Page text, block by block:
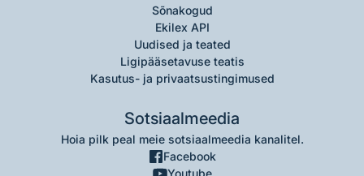
Sõnakogud
Ekilex API
Uudised ja teated
Ligipääsetavuse teatis
Kasutus- ja privaatsustingimused
Sotsiaalmeedia
Hoia pilk peal meie sotsiaalmeedia kanalitel.
Facebook
Youtube